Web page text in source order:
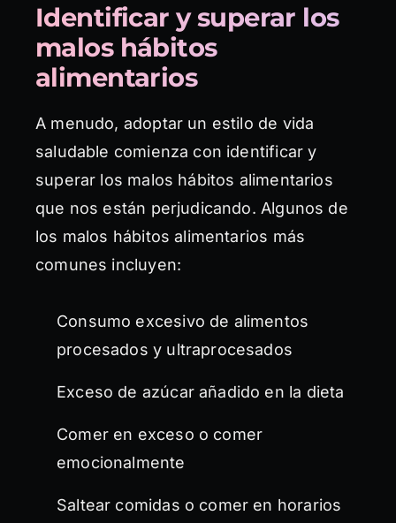
Identificar y superar los
malos hábitos
alimentarios
A menudo, adoptar un estilo de vida
saludable comienza con identificar y
superar los malos hábitos alimentarios
que nos están perjudicando. Algunos de
los malos hábitos alimentarios más
comunes incluyen:
Consumo excesivo de alimentos
procesados y ultraprocesados
Exceso de azúcar añadido en la dieta
Comer en exceso o comer
emocionalmente
Saltear comidas o comer en horarios